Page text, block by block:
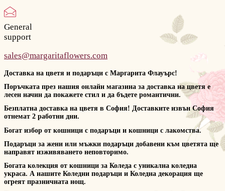
General
support
sales@margaritaflowers.com
Доставка на цветя и подаръци с Маргарита Флауърс!
Поръчката през нашия онлайн магазина за доставка на цветя е
лесен начин да покажете стил и да бъдете романтични.
Безплатна доставка на цветя в София! Доставките извън София
отнемат 2 работни дни.
Богат избор от кошници с подаръци и кошници с лакомства.
Подаръци за жени или мъжки подаръци добавени към цветята ще
направят изживяването неповторимо.
Богата колекция от кошници за Коледа с уникална коледна
украса. А нашите Коледни подаръци и Коледна декорация ще
огреят празничната нощ.